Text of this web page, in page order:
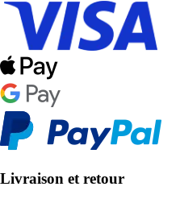
Livraison et retour